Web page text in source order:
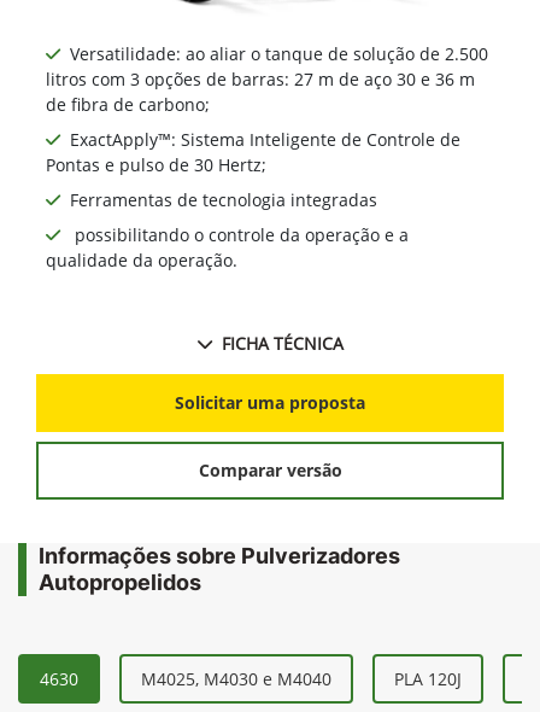
Versatilidade: ao aliar o tanque de solução de 2.500
litros com 3 opções de barras: 27 m de aço 30 e 36 m
de fibra de carbono;
ExactApply™: Sistema Inteligente de Controle de
Pontas e pulso de 30 Hertz;
Ferramentas de tecnologia integradas
possibilitando o controle da operação e a
qualidade da operação.
FICHA TÉCNICA
Solicitar uma proposta
Comparar versão
Informações sobre Pulverizadores
Autopropelidos
4630 M4025, M4030 e M4040 PLA 120J